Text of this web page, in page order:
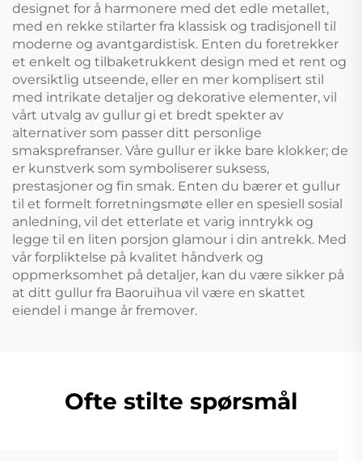
designet for å harmonere med det edle metallet,
med en rekke stilarter fra klassisk og tradisjonell til
moderne og avantgardistisk. Enten du foretrekker
et enkelt og tilbaketrukkent design med et rent og
oversiktlig utseende, eller en mer komplisert stil
med intrikate detaljer og dekorative elementer, vil
vårt utvalg av gullur gi et bredt spekter av
alternativer som passer ditt personlige
smaksprefranser. Våre gullur er ikke bare klokker; de
er kunstverk som symboliserer suksess,
prestasjoner og fin smak. Enten du bærer et gullur
til et formelt forretningsmøte eller en spesiell sosial
anledning, vil det etterlate et varig inntrykk og
legge til en liten porsjon glamour i din antrekk. Med
vår forpliktelse på kvalitet håndverk og
oppmerksomhet på detaljer, kan du være sikker på
at ditt gullur fra Baoruihua vil være en skattet
eiendel i mange år fremover.
Ofte stilte spørsmål